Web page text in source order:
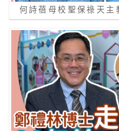
何詩蓓母校聖保祿天